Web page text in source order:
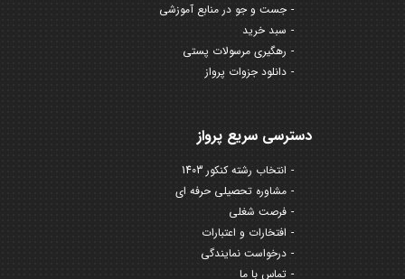
جست و جو در منابع آموزشی
سبد خرید
رهگیری مرسولات پستی
دانلود جزوات پرواز
دسترسی سریع پرواز
انتخاب رشته کنکور 1403
مشاوره تحصیلی حرفه ای
فرصت شغلی
افتخارات و اعتبارات
درخواست نمایندگی
تماس با ما